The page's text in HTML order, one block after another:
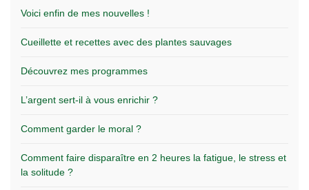
Voici enfin de mes nouvelles !
Cueillette et recettes avec des plantes sauvages
Découvrez mes programmes
L’argent sert-il à vous enrichir ?
Comment garder le moral ?
Comment faire disparaître en 2 heures la fatigue, le stress et
la solitude ?